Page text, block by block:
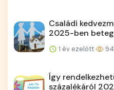
Családi
2025-ben beteg
1 év ezelőtt
Így
százalékáról